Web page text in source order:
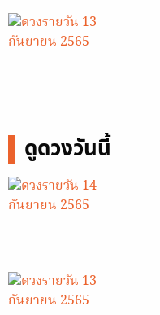
ดูดวงวันนี้